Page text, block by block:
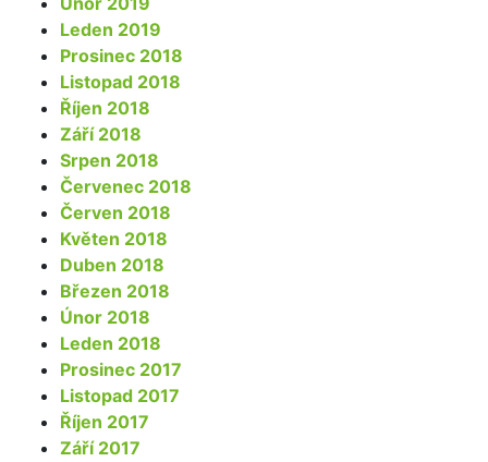
Leden 2019
Prosinec 2018
Listopad 2018
Říjen 2018
Září 2018
Srpen 2018
Červenec 2018
Červen 2018
Květen 2018
Duben 2018
Březen 2018
Únor 2018
Leden 2018
Prosinec 2017
Listopad 2017
Říjen 2017
Září 2017